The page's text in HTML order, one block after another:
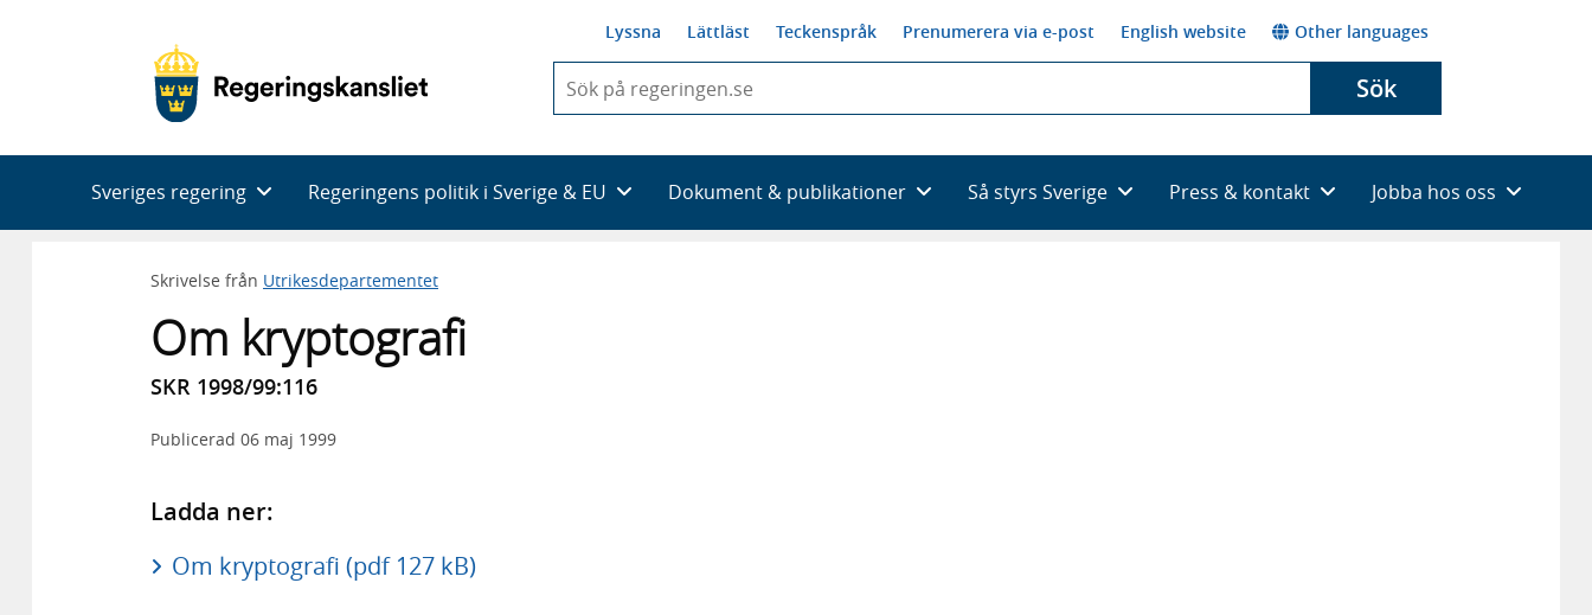
Lyssna Lättläst Teckenspråk Prenumerera via e-post English website Other languages
du
skriva
framträder
en
Sök
Sveriges regering Regeringens politik i Sverige & EU Dokument & publikationer Så styrs Sverige Press & kontakt Jobba hos oss
Skrivelse från Utrikesdepartementet
Om kryptografi
SKR 1998/99:116
Publicerad 06 maj 1999
Ladda ner:
Om kryptografi (pdf 127 kB)